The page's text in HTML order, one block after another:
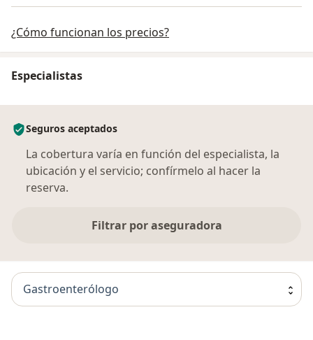
¿Cómo funcionan los precios?
Especialistas
Seguros aceptados
La cobertura varía en función del especialista, la
ubicación y el servicio; confírmelo al hacer la
reserva.
Filtrar por aseguradora
Gastroenterólogo